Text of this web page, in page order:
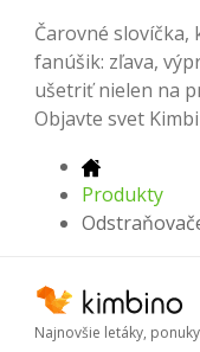
Čarovné slovíčka,
fanúšik: zľava,
ušetriť nielen na
Objavte svet
Produkty
Najnovšie letáky,